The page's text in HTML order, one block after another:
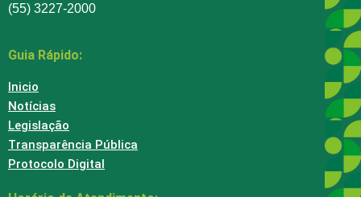
(55) 3227-2000
Guia Rápido:
Inicio
Notícias
Legislação
Transparência Pública
Protocolo Digital